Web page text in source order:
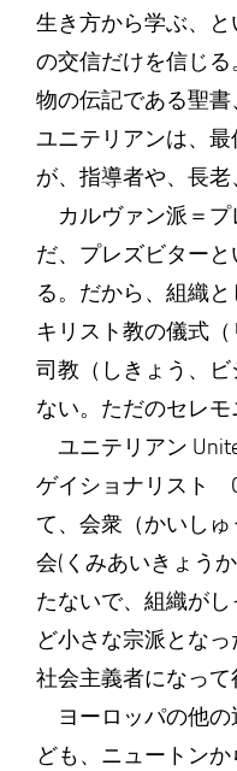
生き方から学ぶ、
の交信だけを信じ
物の伝記である聖書
ユニテリアンは、
が、指導者や、長老
カルヴァン派＝プ
だ、プレズビター
る。だから、組織と
キリスト教の儀式（
司教（しきょう、
ない。ただのセレモ
ユニテリアン
ゲイショナリスト
て、会衆（かいし
会(くみあいきょう
たないで、組織が
ど小さな宗派とな
社会主義者になって
ヨーロッパの他の
ども、ニュートンか